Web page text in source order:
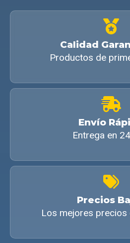
Calidad
Productos de
Envío
Entrega en
Precios
Los mejores precios